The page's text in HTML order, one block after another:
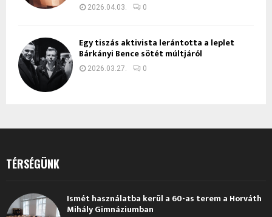
2026.04.03. 0
Egy tiszás aktivista lerántotta a leplet
Bárkányi Bence sötét múltjáról
2026.03.27. 0
TÉRSÉGÜNK
Ismét használatba kerül a 60-as terem a Horváth
Mihály Gimnáziumban